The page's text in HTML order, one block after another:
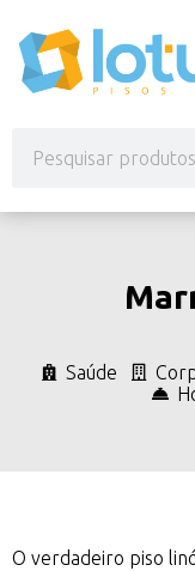
Saúde
O verdadeiro piso